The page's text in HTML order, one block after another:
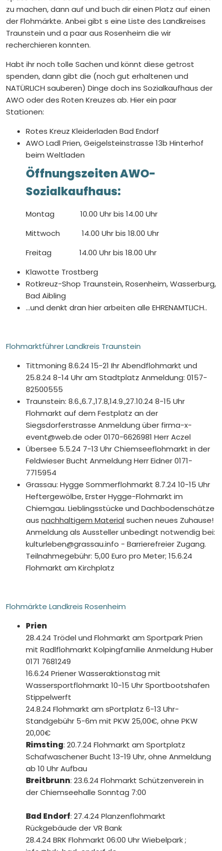
zu machen, dann auf und buch dir einen Platz auf einen
der Flohmärkte. Anbei gibt s eine Liste des Landkreises
Traunstein und a paar aus Rosenheim die wir
recherchieren konnten.
Habt ihr noch tolle Sachen und könnt diese getrost
spenden, dann gibt die (noch gut erhaltenen und
NATÜRLICH sauberen) Dinge doch ins Sozialkaufhaus der
AWO oder des Roten Kreuzes ab. Hier ein paar
Stationen:
Rotes Kreuz Kleiderladen Bad Endorf
AWO Ladl Prien, Geigelsteinstrasse 13b Hinterhof
beim Weltladen
Öffnungszeiten AWO-
Sozialkaufhaus:
Montag 10.00 Uhr bis 14.00 Uhr
Mittwoch 14.00 Uhr bis 18.00 Uhr
Freitag 14.00 Uhr bis 18.00 Uhr
Klawotte Trostberg
Rotkreuz-Shop Traunstein, Rosenheim, Wasserburg,
Bad Aibling
...und denkt dran hier arbeiten alle EHRENAMTLICH..
Flohmarktführer Landkreis Traunstein
Tittmoning 8.6.24 15-21 Ihr Abendflohmarkt und
25.8.24 8-14 Uhr am Stadtplatz Anmeldung: 0157-
82500555
Traunstein: 8.6.,6.7.,17.8,14.9.,27.10.24 8-15 Uhr
Flohmarkt auf dem Festplatz an der
Siegsdorferstrasse Anmeldung über firma-x-
event@web.de oder 0170-6626981 Herr Aczel
Übersee 5.5.24 7-13 Uhr Chiemseeflohmarkt in der
Feldwieser Bucht Anmeldung Herr Eidner 0171-
7715954
Grassau: Hygge Sommerflohmarkt 8.7.24 10-15 Uhr
Heftergewölbe, Erster Hygge-Flohmarkt im
Chiemgau. Lieblingsstücke und Dachbodenschätze
aus nachhaltigem Material suchen neues Zuhause!
Anmeldung als Aussteller unbedingt notwendig bei:
kulturleben@grassau.info - Barrierefreier Zugang.
Teilnahmegebühr: 5,00 Euro pro Meter; 15.6.24
Flohmarkt am Kirchplatz
Flohmärkte Landkreis Rosenheim
Prien
28.4.24 Trödel und Flohmarkt am Sportpark Prien
mit Radlflohmarkt Kolpingfamilie Anmeldung Huber
0171 7681249
16.6.24 Priener Wasseraktionstag mit
Wassersportflohmarkt 10-15 Uhr Sportbootshafen
Stippelwerft
24.8.24 Flohmarkt am sPortplatz 6-13 Uhr-
Standgebühr 5-6m mit PKW 25,00€, ohne PKW
20,00€
Rimsting: 20.7.24 Flohmarkt am Sportplatz
Schafwaschener Bucht 13-19 Uhr, ohne Anmeldung
ab 10 Uhr Aufbau
Breitbrunn: 23.6.24 Flohmarkt Schützenverein in
der Chiemseehalle Sonntag 7:00
Bad Endorf: 27.4.24 Planzenflohmarkt
Rückgebäude der VR Bank
28.4.24 BRK Flohmarkt 06:00 Uhr Wiebelpark ;